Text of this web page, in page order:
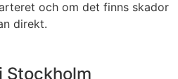
och om det finns skador
direkt.
Stockholm